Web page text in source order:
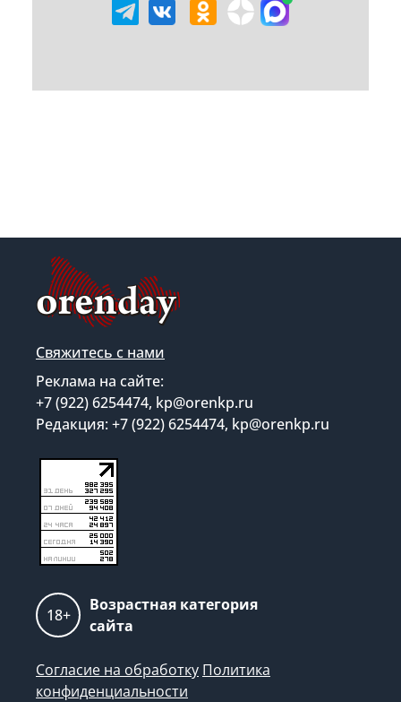
Свяжитесь с нами
Реклама на сайте:
+7 (922) 6254474, kp@orenkp.ru
Редакция: +7 (922) 6254474, kp@orenkp.ru
18+
Возрастная категория
сайта
Согласие на обработку Политика
конфиденциальности